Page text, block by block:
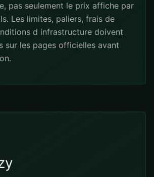
pas seulement le prix affiche par
Les limites, paliers, frais de
d infrastructure doivent
sur les pages officielles avant